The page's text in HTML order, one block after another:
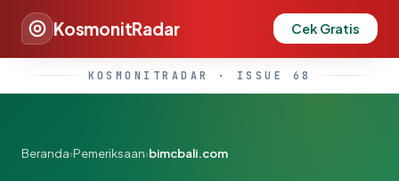
KosmonitRadar Cek Gratis
KOSMONITRADAR · ISSUE 68
Beranda›Pemeriksaan›bimcbali.com